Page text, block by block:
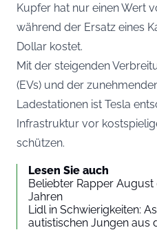
Kupfer hat nur einen Wert
während der Ersatz eines
Dollar kostet.
Mit der steigenden
(EVs) und der
Ladestationen ist Tesla
Infrastruktur vor
schützen.
Lesen Sie auch
Beliebter Rapper August
Jahren
Lidl in Schwierigkeiten:
autistischen Jungen aus